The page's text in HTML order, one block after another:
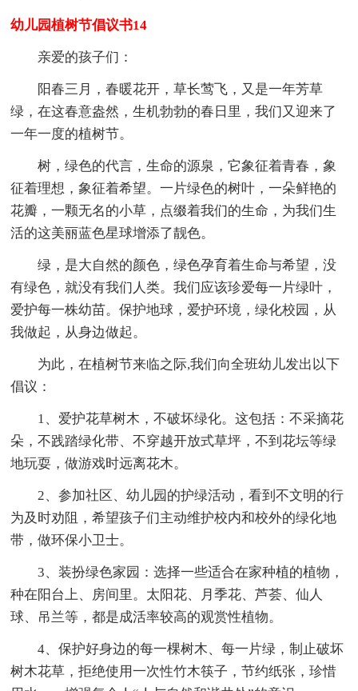
幼儿园植树节倡议书14
亲爱的孩子们：
阳春三月，春暖花开，草长莺飞，又是一年芳草
绿，在这春意盎然，生机勃勃的春日里，我们又迎来了
一年一度的植树节。
树，绿色的代言，生命的源泉，它象征着青春，象
征着理想，象征着希望。一片绿色的树叶，一朵鲜艳的
花瓣，一颗无名的小草，点缀着我们的生命，为我们生
活的这美丽蓝色星球增添了靓色。
绿，是大自然的颜色，绿色孕育着生命与希望，没
有绿色，就没有我们人类。我们应该珍爱每一片绿叶，
爱护每一株幼苗。保护地球，爱护环境，绿化校园，从
我做起，从身边做起。
为此，在植树节来临之际,我们向全班幼儿发出以下
倡议：
1、爱护花草树木，不破坏绿化。这包括：不采摘花
朵，不践踏绿化带、不穿越开放式草坪，不到花坛等绿
地玩耍，做游戏时远离花木。
2、参加社区、幼儿园的护绿活动，看到不文明的行
为及时劝阻，希望孩子们主动维护校内和校外的绿化地
带，做环保小卫士。
3、装扮绿色家园：选择一些适合在家种植的植物，
种在阳台上、房间里。太阳花、月季花、芦荟、仙人
球、吊兰等，都是成活率较高的观赏性植物。
4、保护好身边的每一棵树木、每一片绿，制止破坏
树木花草，拒绝使用一次性竹木筷子，节约纸张，珍惜